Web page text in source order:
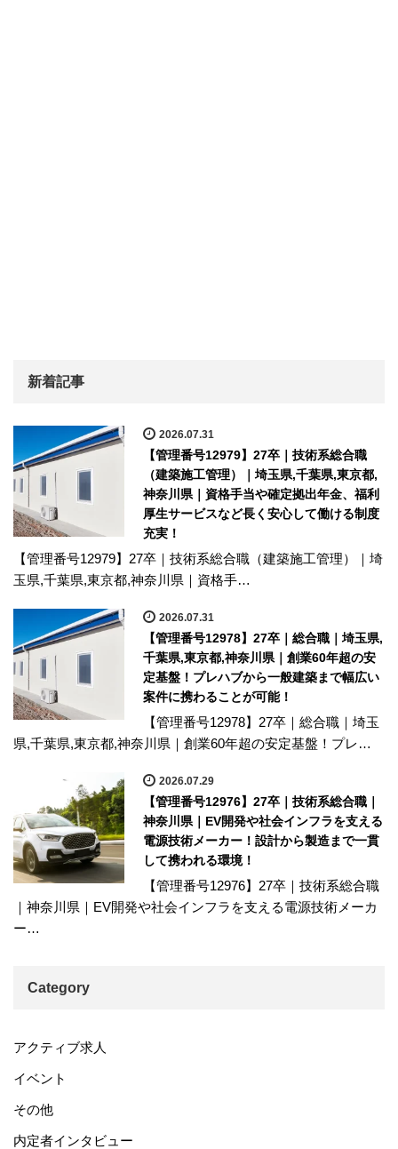
新着記事
2026.07.31
【管理番号12979】27卒｜技術系総合職
（建築施工管理）｜埼玉県,千葉県,東京都,
神奈川県｜資格手当や確定拠出年金、福利
厚生サービスなど長く安心して働ける制度
充実！
【管理番号12979】27卒｜技術系総合職（建築施工管理）｜埼
玉県,千葉県,東京都,神奈川県｜資格手…
2026.07.31
【管理番号12978】27卒｜総合職｜埼玉県,
千葉県,東京都,神奈川県｜創業60年超の安
定基盤！プレハブから一般建築まで幅広い
案件に携わることが可能！
【管理番号12978】27卒｜総合職｜埼玉
県,千葉県,東京都,神奈川県｜創業60年超の安定基盤！プレ…
2026.07.29
【管理番号12976】27卒｜技術系総合職｜
神奈川県｜EV開発や社会インフラを支える
電源技術メーカー！設計から製造まで一貫
して携われる環境！
【管理番号12976】27卒｜技術系総合職
｜神奈川県｜EV開発や社会インフラを支える電源技術メーカ
ー…
Category
アクティブ求人
イベント
その他
内定者インタビュー